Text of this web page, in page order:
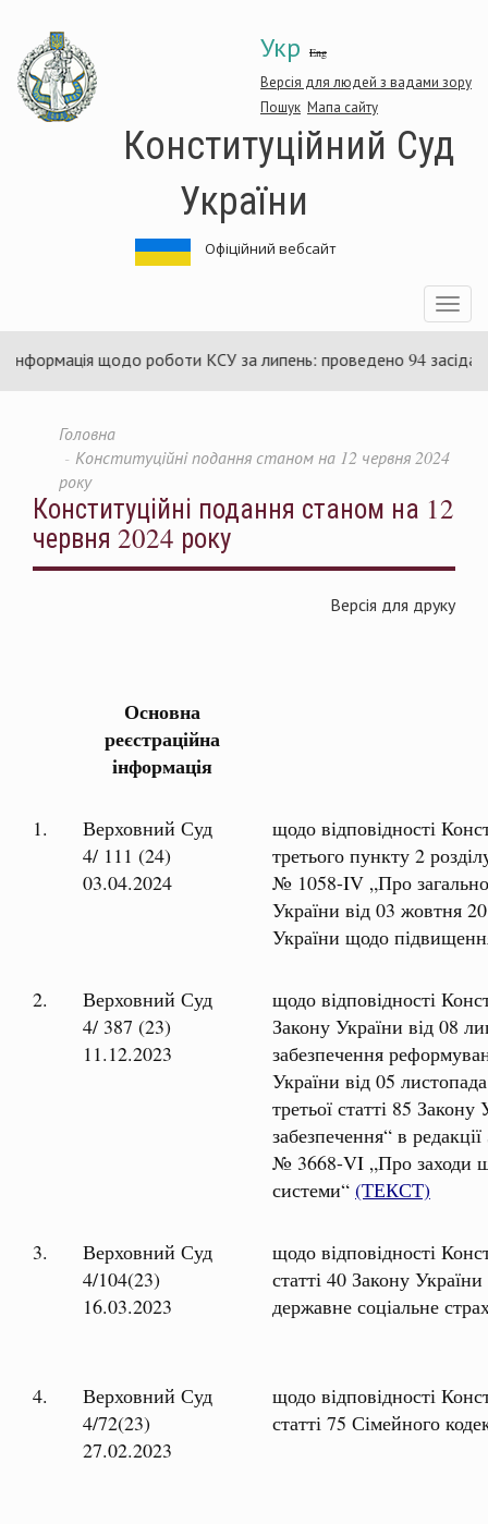
основного
матеріалу
Укр Eng
Версія для людей з вадами зору
Пошук Мапа сайту
Конституційний Суд
України
Офіційний вебсайт
Toggle
щодо роботи КСУ за липень: проведено 94 засідання та
Головна
Конституційні подання станом на 12 червня 2024
року
Конституційні подання станом на 12
червня 2024 року
Версія для друку
Основна
реєстраційна
інформація
1.
Верховний Суд
4/ 111 (24)
03.04.2024
щодо відповідності
третього пункту 2
№ 1058-IV „Про
України від 03 жовтня
України щодо
2.
Верховний Суд
4/ 387 (23)
11.12.2023
щодо відповідності
Закону України від 08
забезпечення
України від 05
третьої статті 85
забезпечення“ в
№ 3668-VI „Про заходи
системи“ (ТЕКСТ)
3.
Верховний Суд
4/104(23)
16.03.2023
щодо відповідності
статті 40 Закону
державне соціальне
4.
Верховний Суд
4/72(23)
27.02.2023
щодо відповідності
статті 75 Сімейного